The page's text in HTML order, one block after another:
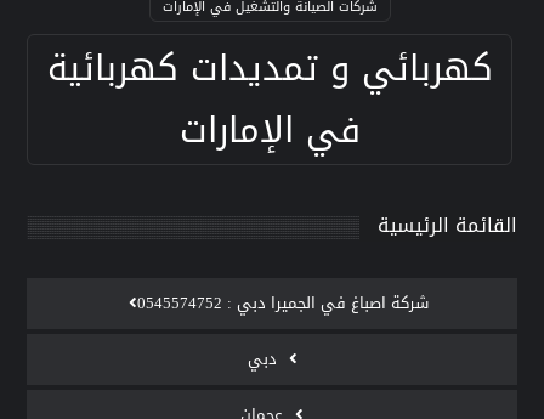
شركات الصيانة والتشغيل في الإمارات
كهربائي و تمديدات كهربائية
في الإمارات
القائمة الرئيسية
‫شركة اصباغ في الجميرا دبي : 0545574752
دبي